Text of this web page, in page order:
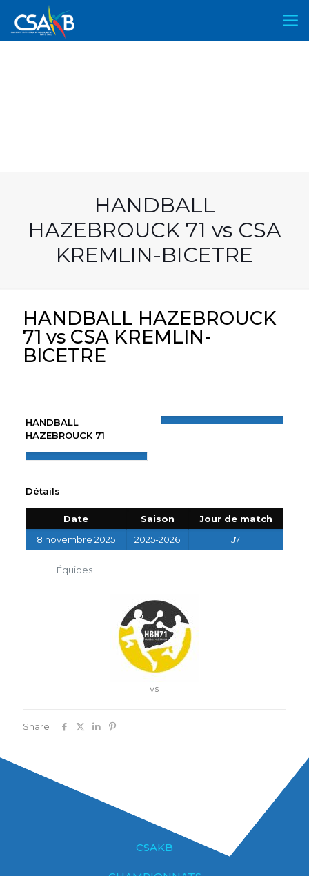
HANDBALL
HAZEBROUCK 71 vs CSA
KREMLIN-BICETRE
HANDBALL HAZEBROUCK
71 vs CSA KREMLIN-
BICETRE
HANDBALL
HAZEBROUCK 71
Détails
Date Saison
Jour de match
8 novembre 2025
2025-2026 J7
Équipes
vs
Share
CSAKB